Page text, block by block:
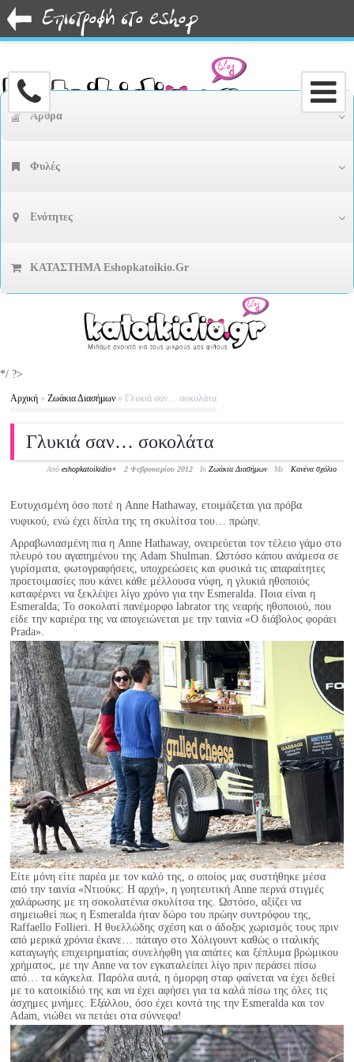
Άρθρα
Φυλές
Ενότητες
ΚΑΤΑΣΤΗΜΑ Eshopkatoikio.gr
*/ ?>
Αρχική »Ζωάκια Διασήμων » Γλυκιά σαν… σοκολάτα
Γλυκιά σαν… σοκολάτα
Απόeshopkatoikidio+ 2 Φεβρουαρίου 2012 InΖωάκια Διασήμων Με Κανένα σχόλιο
Ευτυχισμένη όσο ποτέ η Anne Hathaway, ετοιμάζεται για πρόβα
νυφικού, ενώ έχει δίπλα της τη σκυλίτσα του… πρώην.
Αρραβωνιασμένη πια η Anne Hathaway, ονειρεύεται τον τέλειο γάμο στο
πλευρό του αγαπημένου της Adam Shulman. Ωστόσο κάπου ανάμεσα σε
γυρίσματα, φωτογραφήσεις, υποχρεώσεις και φυσικά τις απαραίτητες
προετοιμασίες που κάνει κάθε μέλλουσα νύφη, η γλυκιά ηθοποιός
καταφέρνει να ξεκλέψει λίγο χρόνο για την Esmeralda. Ποια είναι η
Esmeralda; Το σοκολατί πανέμορφο labrator της νεαρής ηθοποιού, που
είδε την καριέρα της να απογειώνεται με την ταινία «Ο διάβολος φοράει
Prada».
Είτε μόνη είτε παρέα με τον καλό της, ο οποίος μας συστήθηκε μέσα
από την ταινία «Ντιούκς: H αρχή», η γοητευτική Anne περνά στιγμές
χαλάρωσης με τη σοκολατένια σκυλίτσα της. Ωστόσο, αξίζει να
σημειωθεί πως η Esmeralda ήταν δώρο του πρώην συντρόφου της,
Raffaello Follieri. Η θυελλώδης σχέση και ο άδοξος χωρισμός τους πριν
από μερικά χρόνια έκανε… πάταγο στο Χόλιγουντ καθώς ο ιταλικής
καταγωγής επιχειρηματίας συνελήφθη για απάτες και ξέπλυμα βρώμικου
χρήματος, με την Anne να τον εγκαταλείπει λίγο πριν περάσει πίσω
από… τα κάγκελα. Παρόλα αυτά, η όμορφη σταρ φαίνεται να έχει δεθεί
με το κατοικίδιό της και να έχει αφήσει για τα καλά πίσω της όλες τις
άσχημες μνήμες. Εξάλλου, όσο έχει κοντά της την Esmeralda και τον
Adam, νιώθει να πετάει στα σύννεφα!